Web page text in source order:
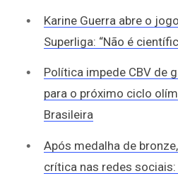
Karine Guerra abre o
Superliga: “Não é
Política impede CBV de
para o próximo ciclo
Brasileira
Após medalha de
crítica nas redes sociais: